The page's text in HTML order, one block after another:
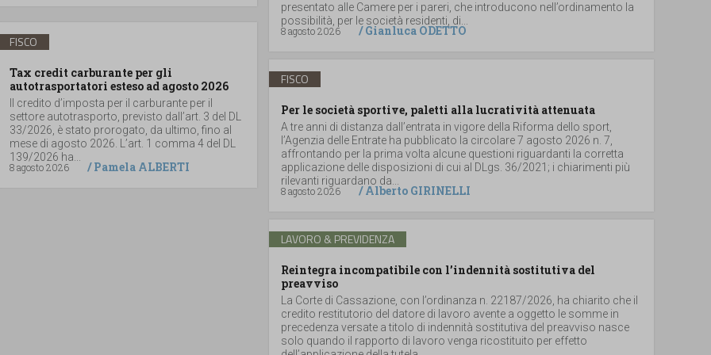
FISCO
Tax credit carburante per gli
autotrasportatori esteso ad agosto 2026
Il credito d’imposta per il carburante per il
settore autotrasporto, previsto dall’art. 3 del DL
33/2026, è stato prorogato, da ultimo, fino al
mese di agosto 2026. L’art. 1 comma 4 del DL
139/2026 ha...
8 agosto 2026
/Pamela ALBERTI
presentato alle Camere per i pareri, che introducono nell’ordinamento la
possibilità, per le società residenti, di...
8 agosto 2026
/Gianluca ODETTO
FISCO
Per le società sportive, paletti alla lucratività attenuata
A tre anni di distanza dall’entrata in vigore della Riforma dello sport,
l’Agenzia delle Entrate ha pubblicato la circolare 7 agosto 2026 n. 7,
affrontando per la prima volta alcune questioni riguardanti la corretta
applicazione delle disposizioni di cui al DLgs. 36/2021; i chiarimenti più
rilevanti riguardano da...
8 agosto 2026
/Alberto GIRINELLI
LAVORO & PREVIDENZA
Reintegra incompatibile con l’indennità sostitutiva del
preavviso
La Corte di Cassazione, con l’ordinanza n. 22187/2026, ha chiarito che il
credito restitutorio del datore di lavoro avente a oggetto le somme in
precedenza versate a titolo di indennità sostitutiva del preavviso nasce
solo quando il rapporto di lavoro venga ricostituito per effetto